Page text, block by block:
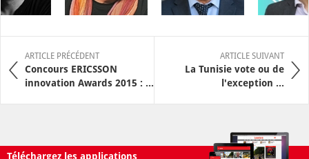
ARTICLE PRÉCÉDENT
Concours ERICSSON
innovation Awards 2015 : ...
ARTICLE SUIVANT
La Tunisie vote ou de
l'exception ...
Téléchargez les applications